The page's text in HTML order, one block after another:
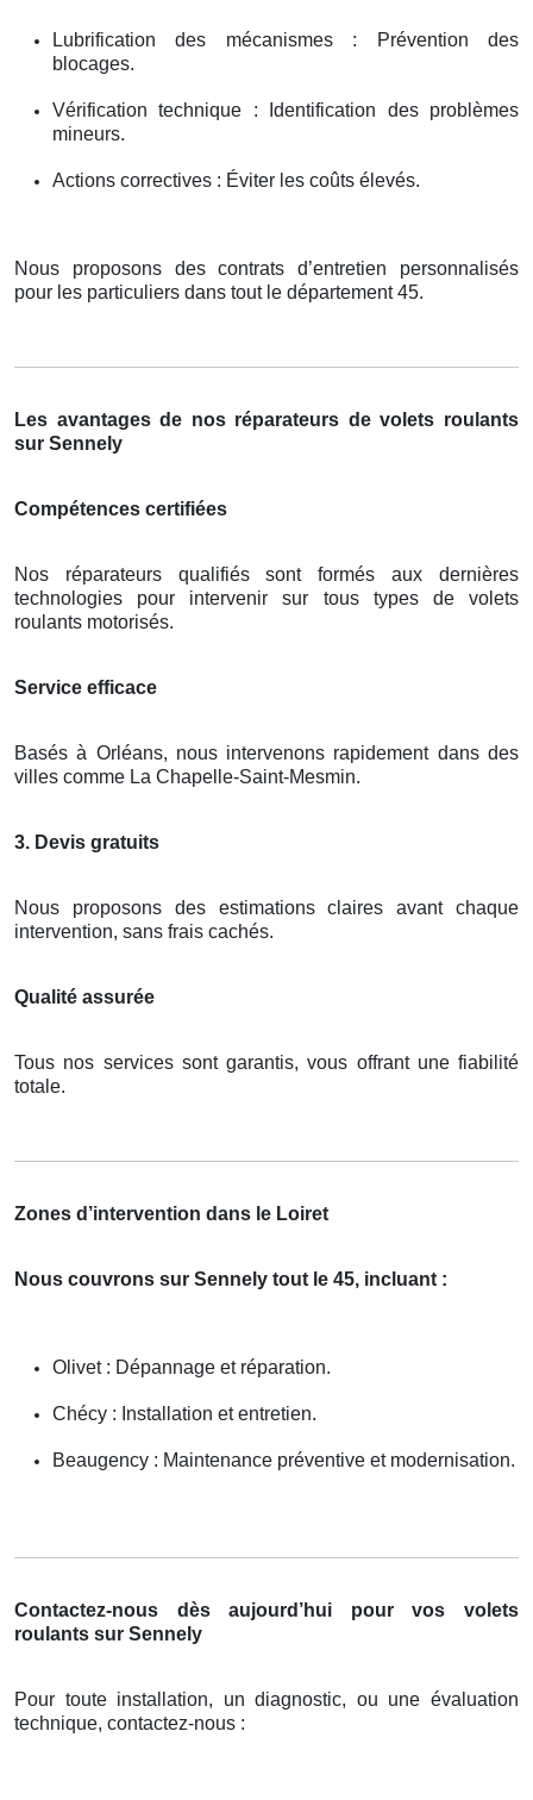
Lubrification des mécanismes : Prévention des
blocages.
Vérification technique : Identification des problèmes
mineurs.
Actions correctives : Éviter les coûts élevés.
Nous proposons des contrats d’entretien personnalisés
pour les particuliers dans tout le département 45.
Les avantages de nos réparateurs de volets roulants
sur Sennely
Compétences certifiées
Nos réparateurs qualifiés sont formés aux dernières
technologies pour intervenir sur tous types de volets
roulants motorisés.
Service efficace
Basés à Orléans, nous intervenons rapidement dans des
villes comme La Chapelle-Saint-Mesmin.
3. Devis gratuits
Nous proposons des estimations claires avant chaque
intervention, sans frais cachés.
Qualité assurée
Tous nos services sont garantis, vous offrant une fiabilité
totale.
Zones d’intervention dans le Loiret
Nous couvrons sur Sennely tout le 45, incluant :
Olivet : Dépannage et réparation.
Chécy : Installation et entretien.
Beaugency : Maintenance préventive et modernisation.
Contactez-nous dès aujourd’hui pour vos volets
roulants sur Sennely
Pour toute installation, un diagnostic, ou une évaluation
technique, contactez-nous :